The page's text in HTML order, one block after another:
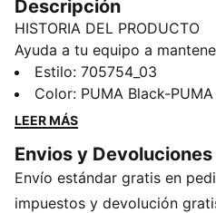
Descripción
HISTORIA DEL PRODUCTO
Ayuda a tu equipo a
exigencias en todas las
shorts para mujer. Al
rendimiento, tecnología
siguiente nivel.
CARACTERÍSTICAS Y
dryCELL: Tecnología de
Estilo: 705754_03
Color: PUMA Black-
LEER MÁS
Envios y Devoluciones
Envío estándar gratis en
impuestos y devolución